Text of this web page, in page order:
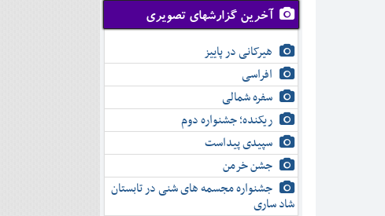
آخرین گزارشهای تصویری
هیرکانی در پاییز
افراسی
سفره شمالی
ریکنده؛ جشنواره دوم
سپیدی پیداست
جشن خرمن
جشنواره مجسمه های شنی در تابستان
شاد ساری